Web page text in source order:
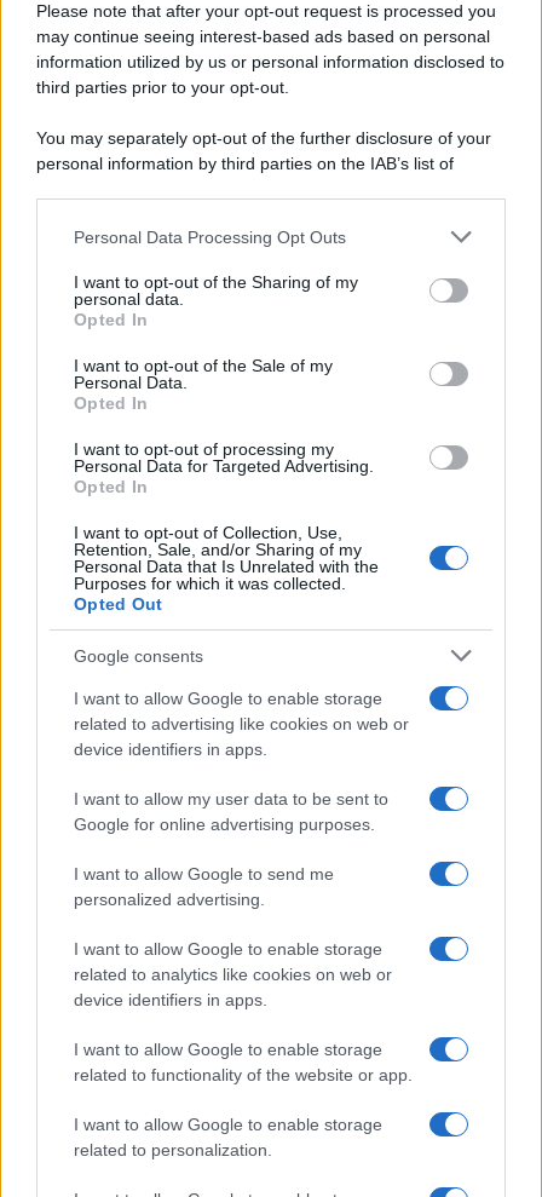
Please note that after your opt-out request is processed you
may continue seeing interest-based ads based on personal
information utilized by us or personal information disclosed to
third parties prior to your opt-out.
You may separately opt-out of the further disclosure of your
personal information by third parties on the IAB’s list of
This information may also be disclosed by us to third parties
disclose it to other third parties.
Please note that this website/app uses one or more Google
services and may gather and store information including but
not limited to your visit or usage behaviour. You may click to
grant or deny consent to Google and its third-party tags to
consent section.
Personal Data Processing Opt Outs
I want to opt-out of the Sharing of my
personal data.
Opted In
I want to opt-out of the Sale of my
Personal Data.
Opted In
I want to opt-out of processing my
Personal Data for Targeted Advertising.
Opted In
I want to opt-out of Collection, Use,
Retention, Sale, and/or Sharing of my
Personal Data that Is Unrelated with the
Purposes for which it was collected.
Opted Out
Google consents
I want to allow Google to enable storage
related to advertising like cookies on web or
device identifiers in apps.
I want to allow my user data to be sent to
Google for online advertising purposes.
I want to allow Google to send me
personalized advertising.
I want to allow Google to enable storage
related to analytics like cookies on web or
device identifiers in apps.
I want to allow Google to enable storage
related to functionality of the website or app.
I want to allow Google to enable storage
related to personalization.
Il lutto /Addio a Livio Berruti, leggenda dello sprint
italiano
L’oro olimpico nei 200 metri a Roma 1960 aveva 87 anni. È morto
Motociclismo /
Raúl Fernández vince il Gp di Gran
Bretagna davanti a Martin e Bezzecchi
Il libro /La letteratura che racconta l’estate
L’evento /Premio Dessì 2026, Villacidro si accende di
cultura
Facebook
Syndication
Globalist
Globalscience
Globalsport
Culture
Salute
Megachip
GiULia
Prima Pagina
Giornale dello
Spettacolo